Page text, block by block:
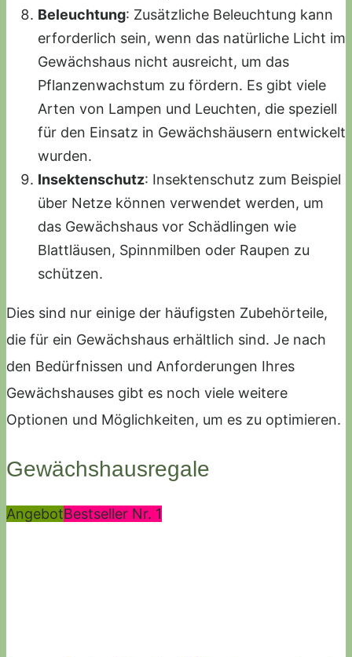
Beleuchtung: Zusätzliche Beleuchtung kann
erforderlich sein, wenn das natürliche Licht im
Gewächshaus nicht ausreicht, um das
Pflanzenwachstum zu fördern. Es gibt viele
Arten von Lampen und Leuchten, die speziell
für den Einsatz in Gewächshäusern entwickelt
wurden.
Insektenschutz: Insektenschutz zum Beispiel
über Netze können verwendet werden, um
das Gewächshaus vor Schädlingen wie
Blattläusen, Spinnmilben oder Raupen zu
schützen.
Dies sind nur einige der häufigsten Zubehörteile,
die für ein Gewächshaus erhältlich sind. Je nach
den Bedürfnissen und Anforderungen Ihres
Gewächshauses gibt es noch viele weitere
Optionen und Möglichkeiten, um es zu optimieren.
Gewächshausregale
AngebotBestseller Nr. 1